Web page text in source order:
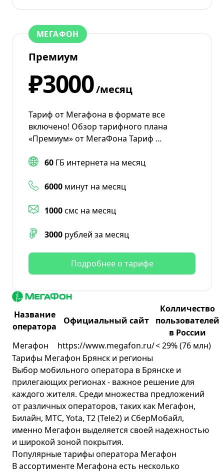
МЕГАФОН
Премиум
₽3000/месяц
Тариф от Мегафона в формате все
включено! Обзор тарифного плана
«Премиум» от МегаФона Тариф …
60 ГБ интернета на месяц
6000 минут на месяц
1000смс на месяц
3000 рублей за месяц
Подробнее о тарифе
Название
оператора
Официальный сайт
Колличество
пользователей
в России
Мегафон
https://www.megafon.ru/< 29% (76 млн)
Тарифы Мегафон Брянск и регионы
Выбор мобильного оператора в Брянске и
прилегающих регионах - важное решение для
каждого жителя. Среди множества предложений
от различных операторов, таких как Мегафон,
Билайн, МТС, Yota, T2 (Tele2) и СберМобайл,
именно Мегафон выделяется своей надежностью
и широкой зоной покрытия.
Популярные тарифы оператора Мегафон
В ассортименте Мегафона есть несколько